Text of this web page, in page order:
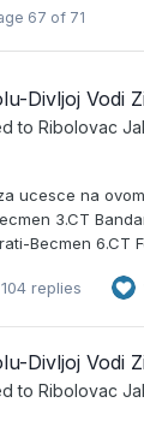
67 of 71
Divljoj Vodi
to Ribolovac
ucesce na
3.CT
Becmen 6.CT
104 replies
Divljoj Vodi
to Ribolovac